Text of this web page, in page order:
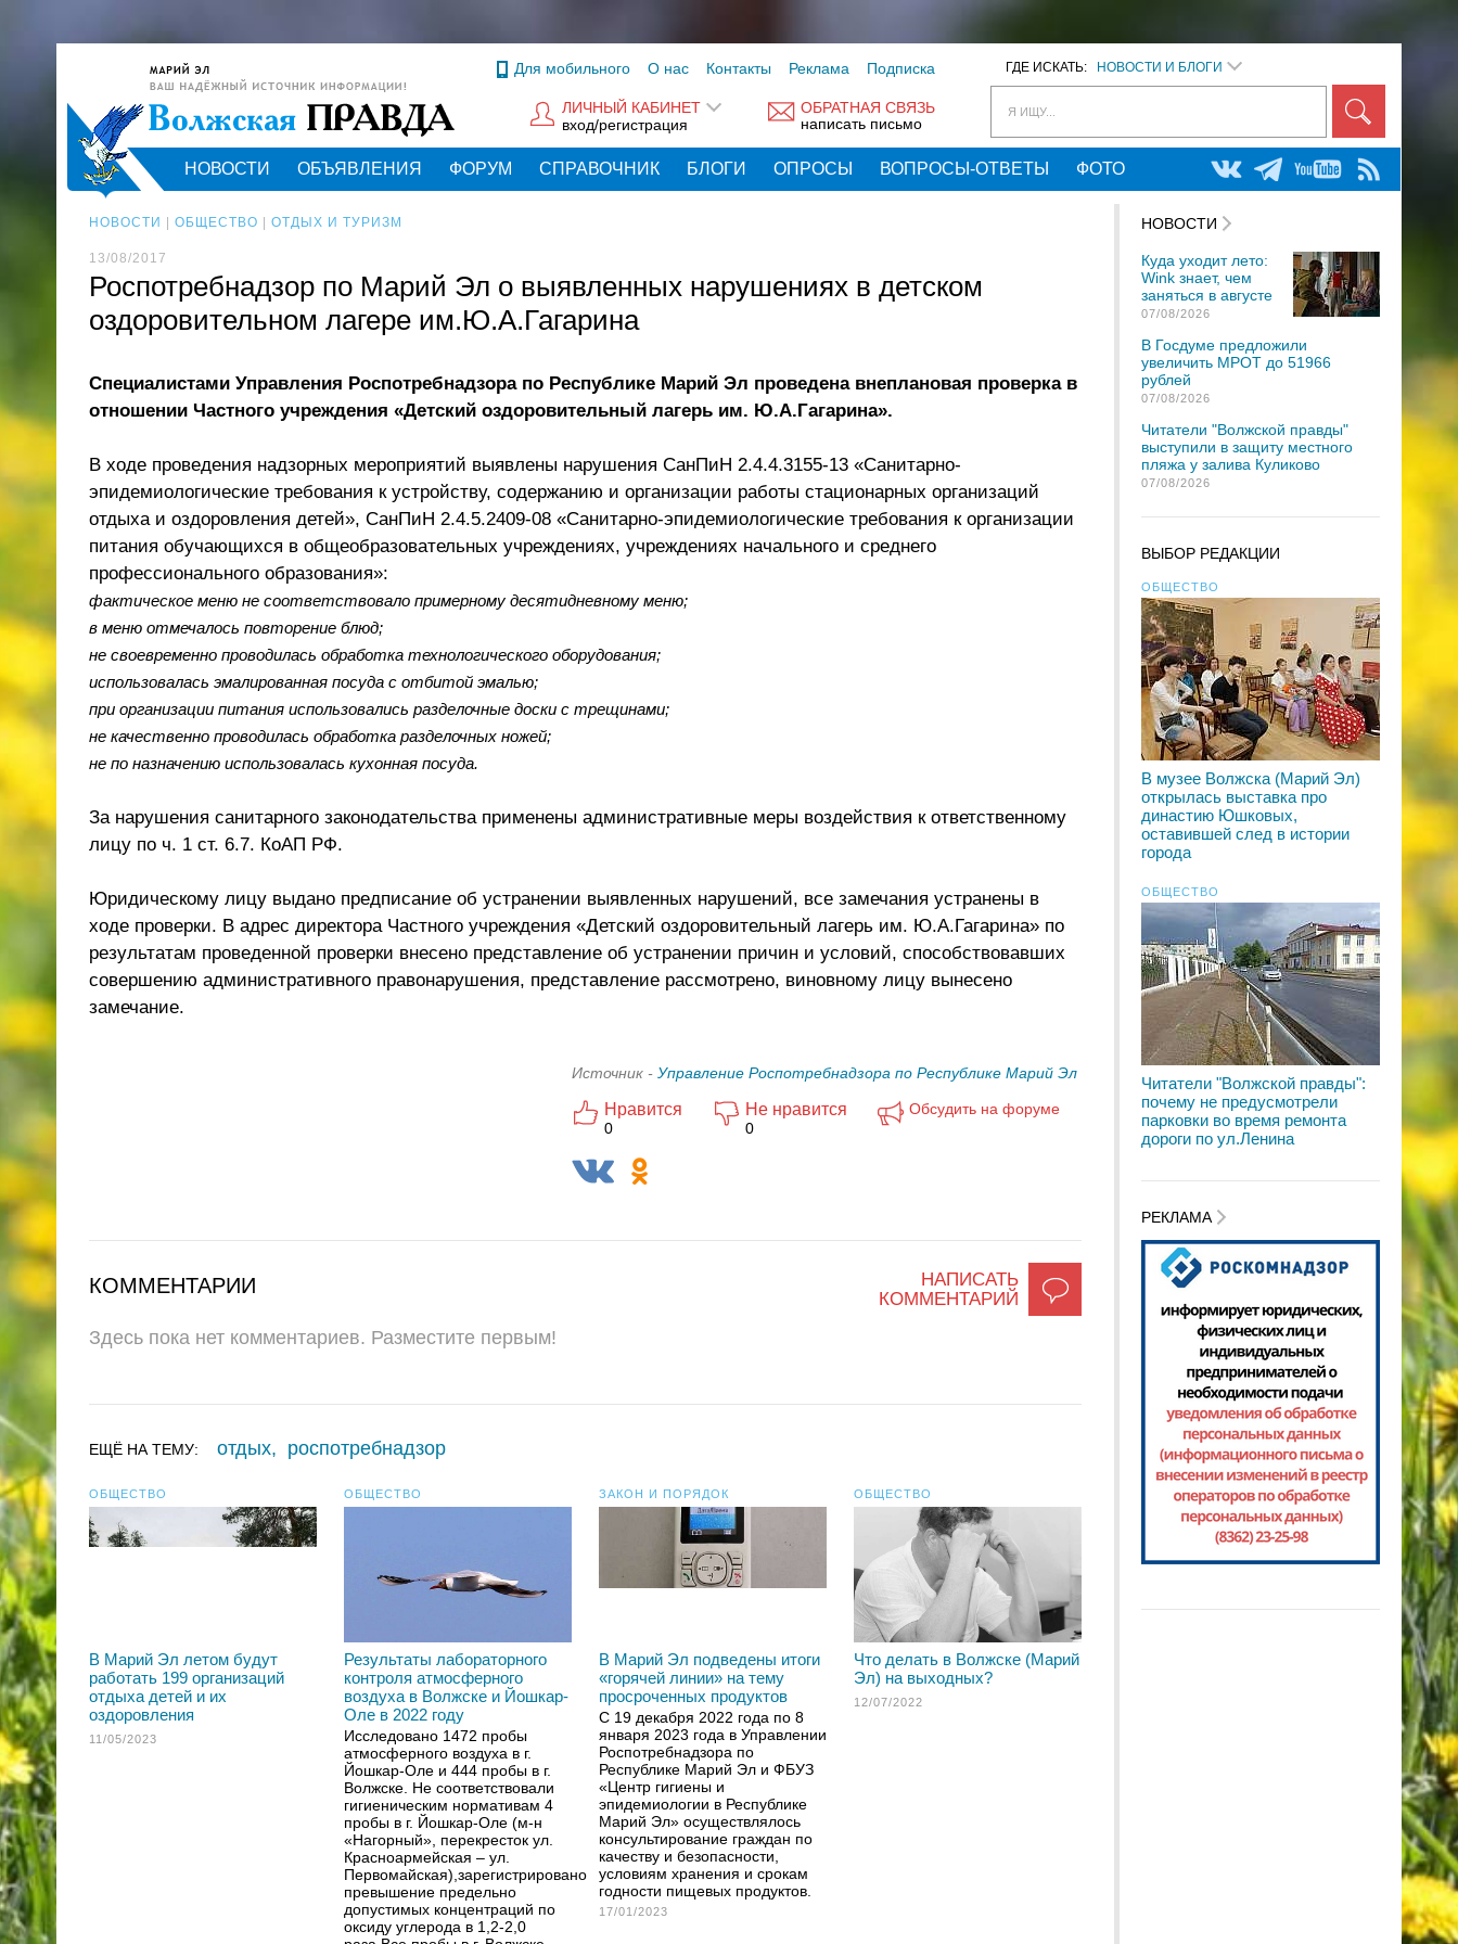
ГДЕ ИСКАТЬ: НОВОСТИ И БЛОГИ
Я ИЩУ...
Для мобильного О нас Контакты Реклама Подписка
ОБРАТНАЯ СВЯЗЬ
написать письмо
ЛИЧНЫЙ КАБИНЕТ
вход/регистрация
НОВОСТИ ОБЪЯВЛЕНИЯ ФОРУМ СПРАВОЧНИК БЛОГИ ОПРОСЫ ВОПРОСЫ-ОТВЕТЫ ФОТО
НОВОСТИ ОБЩЕСТВО ОТДЫХ И ТУРИЗМ
13/08/2017
Роспотребнадзор по Марий Эл о выявленных нарушениях в детском
оздоровительном лагере им.Ю.А.Гагарина
Специалистами Управления Роспотребнадзора по Республике Марий Эл проведена внеплановая проверка в
отношении Частного учреждения «Детский оздоровительный лагерь им. Ю.А.Гагарина».
В ходе проведения надзорных мероприятий выявлены нарушения СанПиН 2.4.4.3155-13 «Санитарно-
эпидемиологические требования к устройству, содержанию и организации работы стационарных организаций
отдыха и оздоровления детей», СанПиН 2.4.5.2409-08 «Санитарно-эпидемиологические требования к организации
питания обучающихся в общеобразовательных учреждениях, учреждениях начального и среднего
профессионального образования»:
фактическое меню не соответствовало примерному десятидневному меню;
в меню отмечалось повторение блюд;
не своевременно проводилась обработка технологического оборудования;
использовалась эмалированная посуда с отбитой эмалью;
при организации питания использовались разделочные доски с трещинами;
не качественно проводилась обработка разделочных ножей;
не по назначению использовалась кухонная посуда.
За нарушения санитарного законодательства применены административные меры воздействия к ответственному
лицу по ч. 1 ст. 6.7. КоАП РФ.
Юридическому лицу выдано предписание об устранении выявленных нарушений, все замечания устранены в
ходе проверки. В адрес директора Частного учреждения «Детский оздоровительный лагерь им. Ю.А.Гагарина» по
результатам проведенной проверки внесено представление об устранении причин и условий, способствовавших
совершению административного правонарушения, представление рассмотрено, виновному лицу вынесено
замечание.
Источник - Управление Роспотребнадзора по Республике Марий Эл
Нравится
0
Не нравится
0
Обсудить на форуме
НАПИСАТЬ
КОММЕНТАРИЙ
КОММЕНТАРИИ
Здесь пока нет комментариев. Разместите первым!
ЕЩЁ НА ТЕМУ: отдых, роспотребнадзор
ОБЩЕСТВО
В Марий Эл летом будут
работать 199 организаций
отдыха детей и их
оздоровления
11/05/2023
ОБЩЕСТВО
Результаты лабораторного
контроля атмосферного
воздуха в Волжске и Йошкар-
Оле в 2022 году
Исследовано 1472 пробы
атмосферного воздуха в г.
Йошкар-Оле и 444 пробы в г.
Волжске. Не соответствовали
гигиеническим нормативам 4
пробы в г. Йошкар-Оле (м-н
«Нагорный», перекресток ул.
Красноармейская – ул.
Первомайская),зарегистрировано
превышение предельно
допустимых концентраций по
оксиду углерода в 1,2-2,0
ЗАКОН И ПОРЯДОК
В Марий Эл подведены итоги
«горячей линии» на тему
просроченных продуктов
С 19 декабря 2022 года по 8
января 2023 года в Управлении
Роспотребнадзора по
Республике Марий Эл и ФБУЗ
«Центр гигиены и
эпидемиологии в Республике
Марий Эл» осуществлялось
консультирование граждан по
качеству и безопасности,
условиям хранения и срокам
годности пищевых продуктов.
17/01/2023
ОБЩЕСТВО
Что делать в Волжске (Марий
Эл) на выходных?
12/07/2022
НОВОСТИ
Куда уходит лето:
Wink знает, чем
заняться в августе
07/08/2026
В Госдуме предложили
увеличить МРОТ до 51966
рублей
07/08/2026
Читатели "Волжской правды"
выступили в защиту местного
пляжа у залива Куликово
07/08/2026
ВЫБОР РЕДАКЦИИ
ОБЩЕСТВО
В музее Волжска (Марий Эл)
открылась выставка про
династию Юшковых,
оставившей след в истории
города
ОБЩЕСТВО
Читатели "Волжской правды":
почему не предусмотрели
парковки во время ремонта
дороги по ул.Ленина
РЕКЛАМА